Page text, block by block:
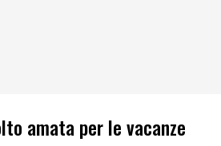
amata per le vacanze